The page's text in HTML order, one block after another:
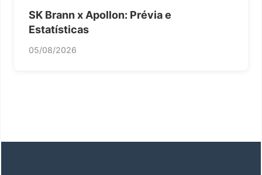
SK Brann x Apollon: Prévia e
Estatísticas
05/08/2026